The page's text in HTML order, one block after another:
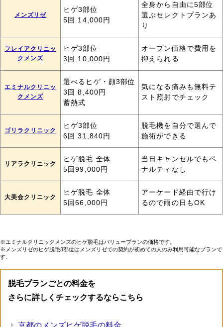
メンズリゼ
ヒゲ3部位
5回 14,000円
全身から自由に5部位
選ぶセレクトプランあ
り
フレイアクリニッ
クメンズ
ヒゲ3部位
3回 10,000円
オープン価格で費用を
抑えられる
エミナルクリニッ
クメンズ
選べるヒゲ・顔3部位
3回 8,400円
蓄熱式
気になる痛みも無料テ
スト照射でチェック
ゴリラクリニック
ヒゲ3部位
6回 31,840円
脱毛機を自分で選んで
施術ができる
リアラクリニック
ヒゲ脱毛 全体
5回99,000円
当日キャンセルでもペ
ナルティなし
大美会クリニック
ヒゲ脱毛 全体
5回66,000円
アーケード経由で行け
るので雨の日もOK
※エミナルクリニックメンズのヒゲ脱毛はバリュープランの価格です。
※メンズリゼのヒゲ脱毛3部位はメンズリゼでの契約が初めての人のみ利用可能なプランで
す。
脱毛プランごとの料金を
さらに詳しくチェックするならこちら
京都のメンズヒゲ脱毛の料金